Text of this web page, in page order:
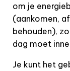
om je
(aankomen,
behouden),
dag moet
Je kunt het